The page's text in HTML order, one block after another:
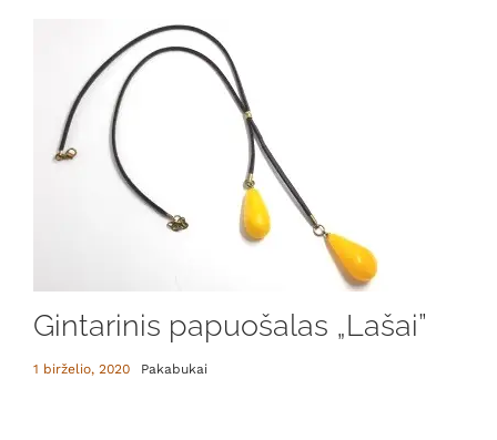
Gintarinis papuošalas „Lašai”
1 birželio, 2020 Pakabukai